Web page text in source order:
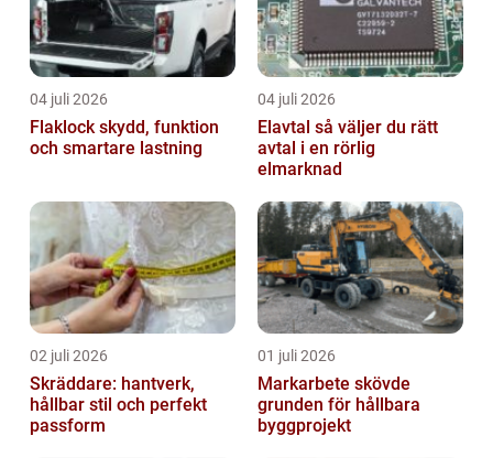
04 juli 2026
Flaklock skydd, funktion
och smartare lastning
04 juli 2026
Elavtal så väljer du rätt
avtal i en rörlig
elmarknad
02 juli 2026
Skräddare: hantverk,
hållbar stil och perfekt
passform
01 juli 2026
Markarbete skövde
grunden för hållbara
byggprojekt